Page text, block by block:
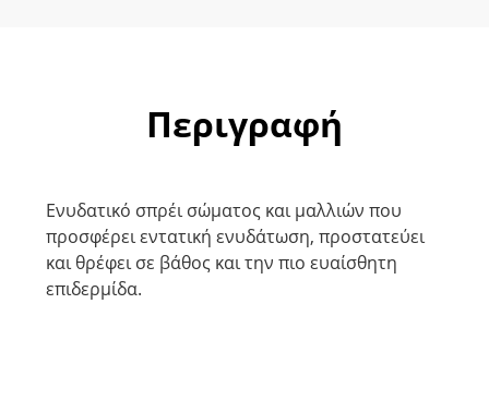
Περιγραφή
Ενυδατικό σπρέι σώματος και μαλλιών που
προσφέρει εντατική ενυδάτωση, προστατεύει
και θρέφει σε βάθος και την πιο ευαίσθητη
επιδερμίδα.